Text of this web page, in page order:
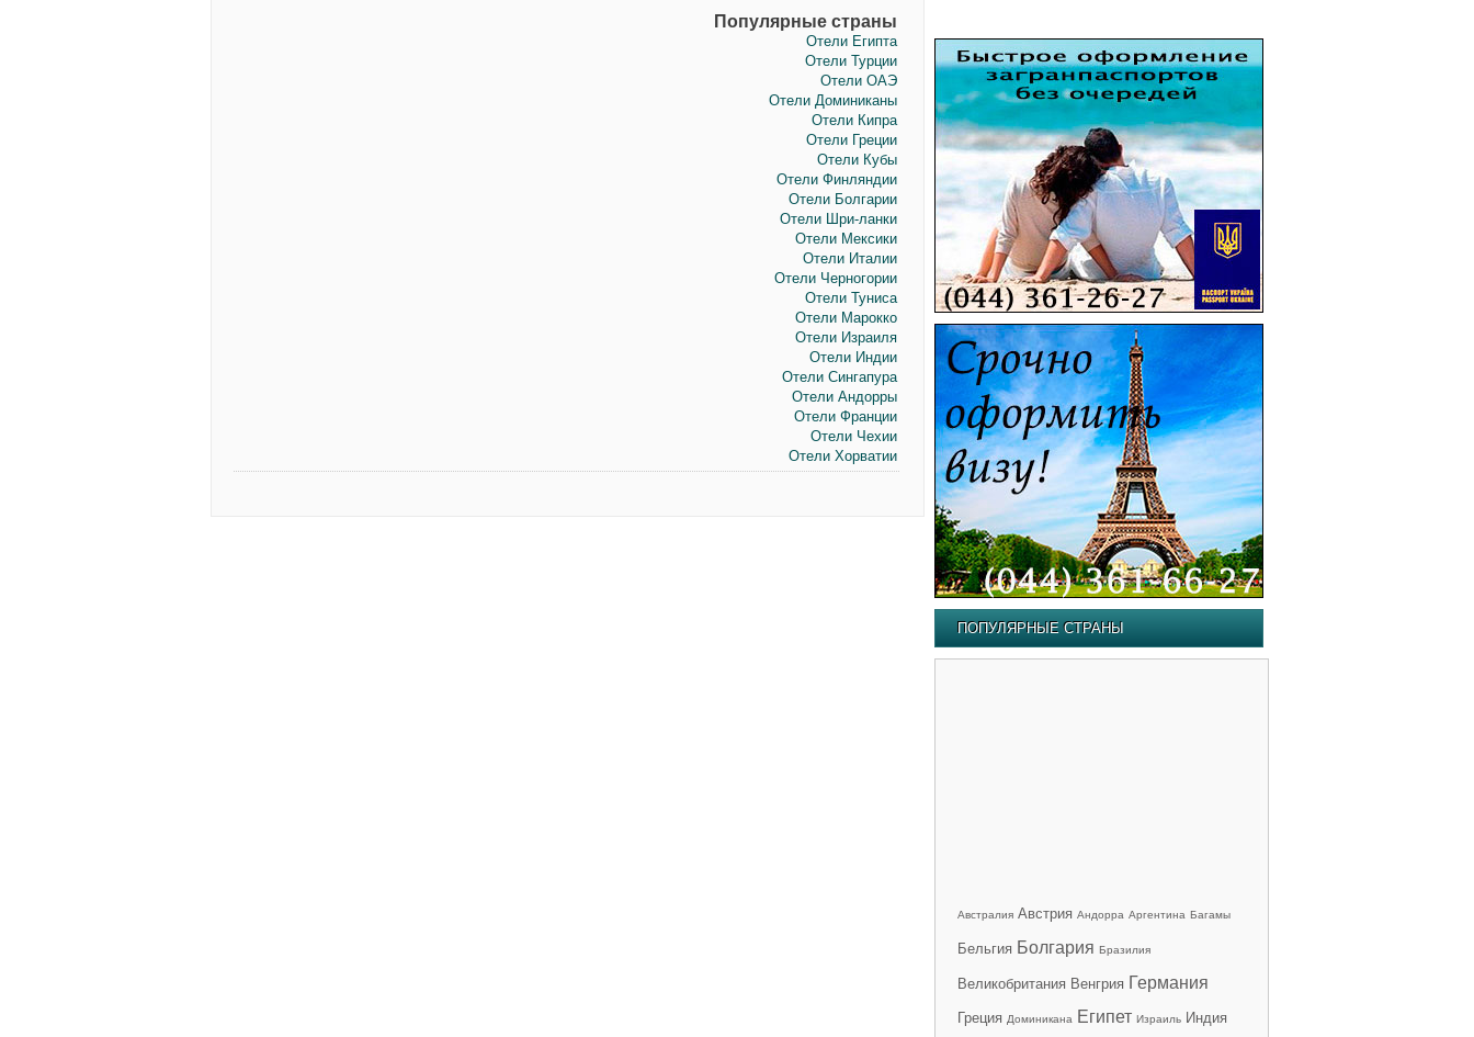
Популярные страны
Отели Египта
Отели Турции
Отели ОАЭ
Отели Доминиканы
Отели Кипра
Отели Греции
Отели Кубы
Отели Финляндии
Отели Болгарии
Отели Шри-ланки
Отели Мексики
Отели Италии
Отели Черногории
Отели Туниса
Отели Марокко
Отели Израиля
Отели Индии
Отели Сингапура
Отели Андорры
Отели Франции
Отели Чехии
Отели Хорватии
ПОПУЛЯРНЫЕ СТРАНЫ
Австралия Австрия Андорра Аргентина Багамы
Бельгия Болгария Бразилия
Великобритания Венгрия Германия
Греция Доминикана Египет Израиль Индия